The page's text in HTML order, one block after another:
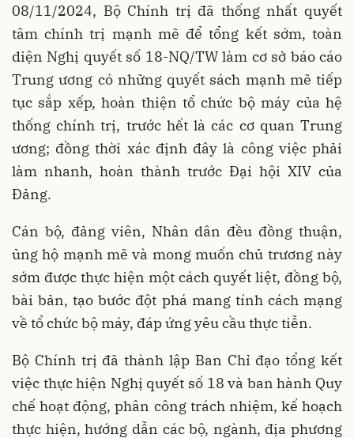
08/11/2024, Bộ Chính trị đã thống nhất quyết
tâm chính trị mạnh mẽ để tổng kết sớm, toàn
diện Nghị quyết số 18-NQ/TW làm cơ sở báo cáo
Trung ương có những quyết sách mạnh mẽ tiếp
tục sắp xếp, hoàn thiện tổ chức bộ máy của hệ
thống chính trị, trước hết là các cơ quan Trung
ương; đồng thời xác định đây là công việc phải
làm nhanh, hoàn thành trước Đại hội XIV của
Đảng.
Cán bộ, đảng viên, Nhân dân đều đồng thuận,
ủng hộ mạnh mẽ và mong muốn chủ trương này
sớm được thực hiện một cách quyết liệt, đồng bộ,
bài bản, tạo bước đột phá mang tính cách mạng
về tổ chức bộ máy, đáp ứng yêu cầu thực tiễn.
Bộ Chính trị đã thành lập Ban Chỉ đạo tổng kết
việc thực hiện Nghị quyết số 18 và ban hành Quy
chế hoạt động, phân công trách nhiệm, kế hoạch
thực hiện, hướng dẫn các bộ, ngành, địa phương